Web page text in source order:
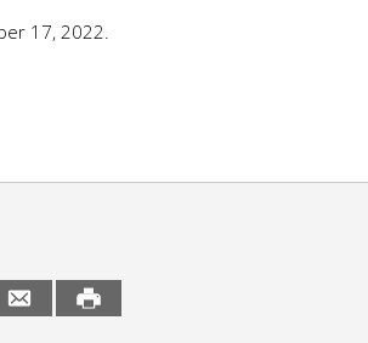
libros
17, 2022.